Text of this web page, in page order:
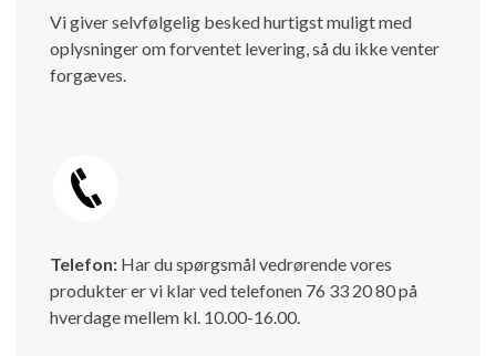
Vi giver selvfølgelig besked hurtigst muligt med
oplysninger om forventet levering, så du ikke venter
forgæves.
Telefon: Har du spørgsmål vedrørende vores
produkter er vi klar ved telefonen 76 33 20 80 på
hverdage mellem kl. 10.00-16.00.